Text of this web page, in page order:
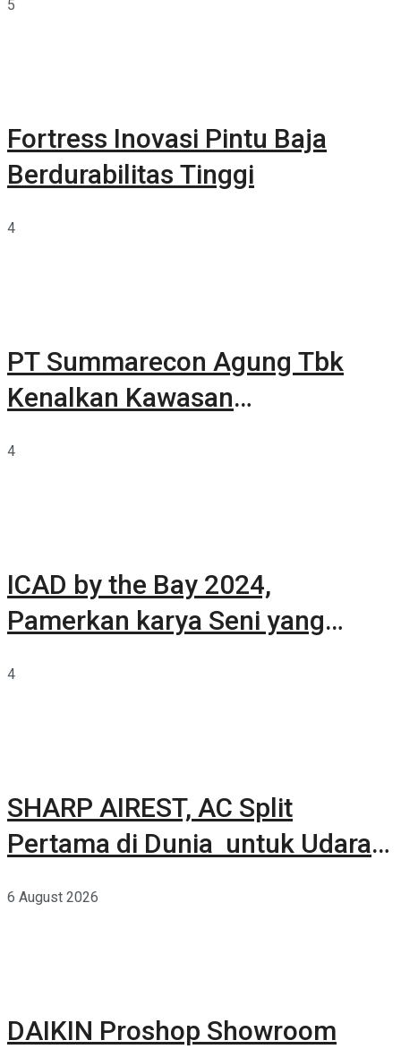
5
Fortress Inovasi Pintu Baja
Berdurabilitas Tinggi
4
PT Summarecon Agung Tbk
Kenalkan Kawasan
4
ICAD by the Bay 2024,
Pamerkan karya Seni yang
4
SHARP AIREST, AC Split
Pertama di Dunia untuk Udara
6 August 2026
DAIKIN Proshop Showroom